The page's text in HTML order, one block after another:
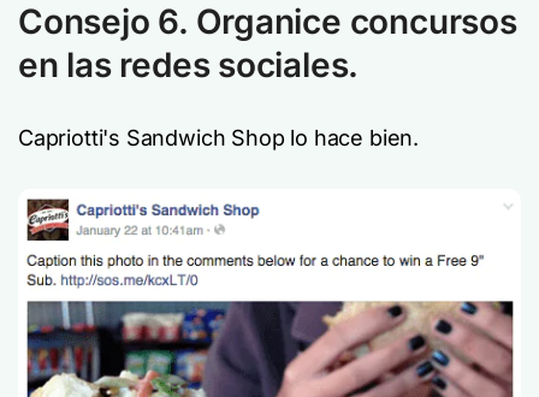
Consejo 6. Organice concursos
en las redes sociales.
Capriotti's Sandwich Shop lo hace bien.